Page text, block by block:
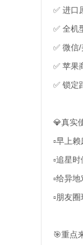
✅ 进口
✅ 全机
✅ 微信
✅ 苹果
✅ 锁定
💎真实
▫️早上
▫️追星
▫️给异
▫️朋友
🎯重点